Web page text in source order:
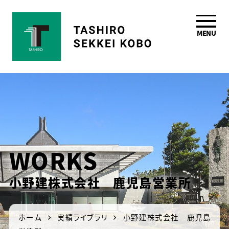
鹿児島の一級建築
MENU
WORKS
小野建株式会社 鹿児島営業所
ホーム 実績ライブラリ
小野建株式会社 鹿児島